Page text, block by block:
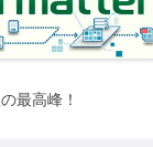
最高峰！